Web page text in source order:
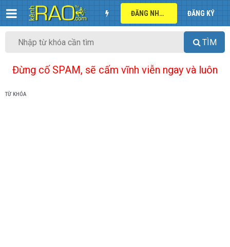
ĐĂNG NHẬP ĐĂNG KÝ
TÌM
Đừng cố SPAM, sẽ cấm vĩnh viễn ngay và luôn
TỪ KHÓA